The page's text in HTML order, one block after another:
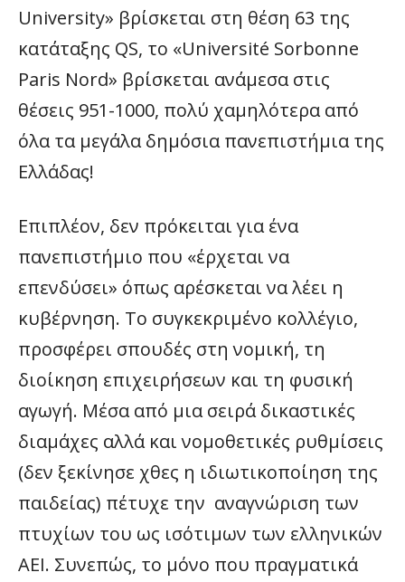
University» βρίσκεται στη θέση 63 της
κατάταξης QS, το «Université Sorbonne
Paris Nord» βρίσκεται ανάμεσα στις
θέσεις 951-1000, πολύ χαμηλότερα από
όλα τα μεγάλα δημόσια πανεπιστήμια της
Ελλάδας!
Επιπλέον, δεν πρόκειται για ένα
πανεπιστήμιο που «έρχεται να
επενδύσει» όπως αρέσκεται να λέει η
κυβέρνηση. Το συγκεκριμένο κολλέγιο,
προσφέρει σπουδές στη νομική, τη
διοίκηση επιχειρήσεων και τη φυσική
αγωγή. Μέσα από μια σειρά δικαστικές
διαμάχες αλλά και νομοθετικές ρυθμίσεις
(δεν ξεκίνησε χθες η ιδιωτικοποίηση της
παιδείας) πέτυχε την αναγνώριση των
πτυχίων του ως ισότιμων των ελληνικών
ΑΕΙ. Συνεπώς, το μόνο που πραγματικά